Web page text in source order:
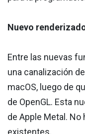
Nuevo
Entre las nuevas
una canalización
macOS, luego de
de OpenGL. Esta
de Apple Metal.